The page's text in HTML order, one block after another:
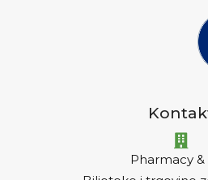
Pharmacy &